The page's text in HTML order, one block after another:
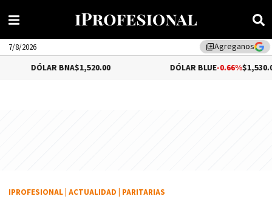
library_addAgreganos
7/8/2026
$1,520.00 -0.66%$1,530.00
IPROFESIONAL ACTUALIDAD PARITARIAS